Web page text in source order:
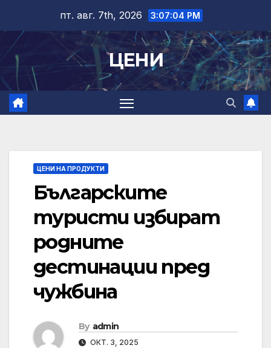
content
пт. авг. 7th, 2026 3:07:05 PM
ЦЕНИ
ЦЕНИ НА ПРОДУКТИ
Българските
туристи избират
родните
дестинации пред
чужбина
By admin
ОКТ. 3, 2025